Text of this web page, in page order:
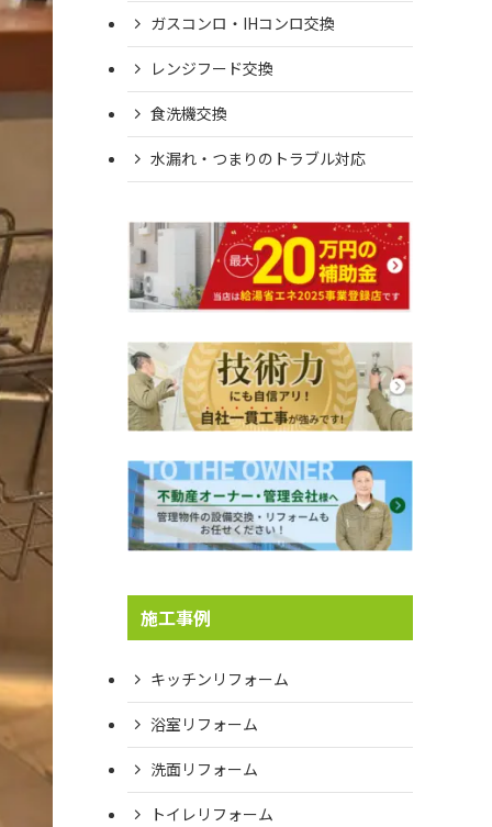
ガスコンロ・IHコンロ交換
レンジフード交換
食洗機交換
水漏れ・つまりのトラブル対応
施工事例
キッチンリフォーム
浴室リフォーム
洗面リフォーム
トイレリフォーム